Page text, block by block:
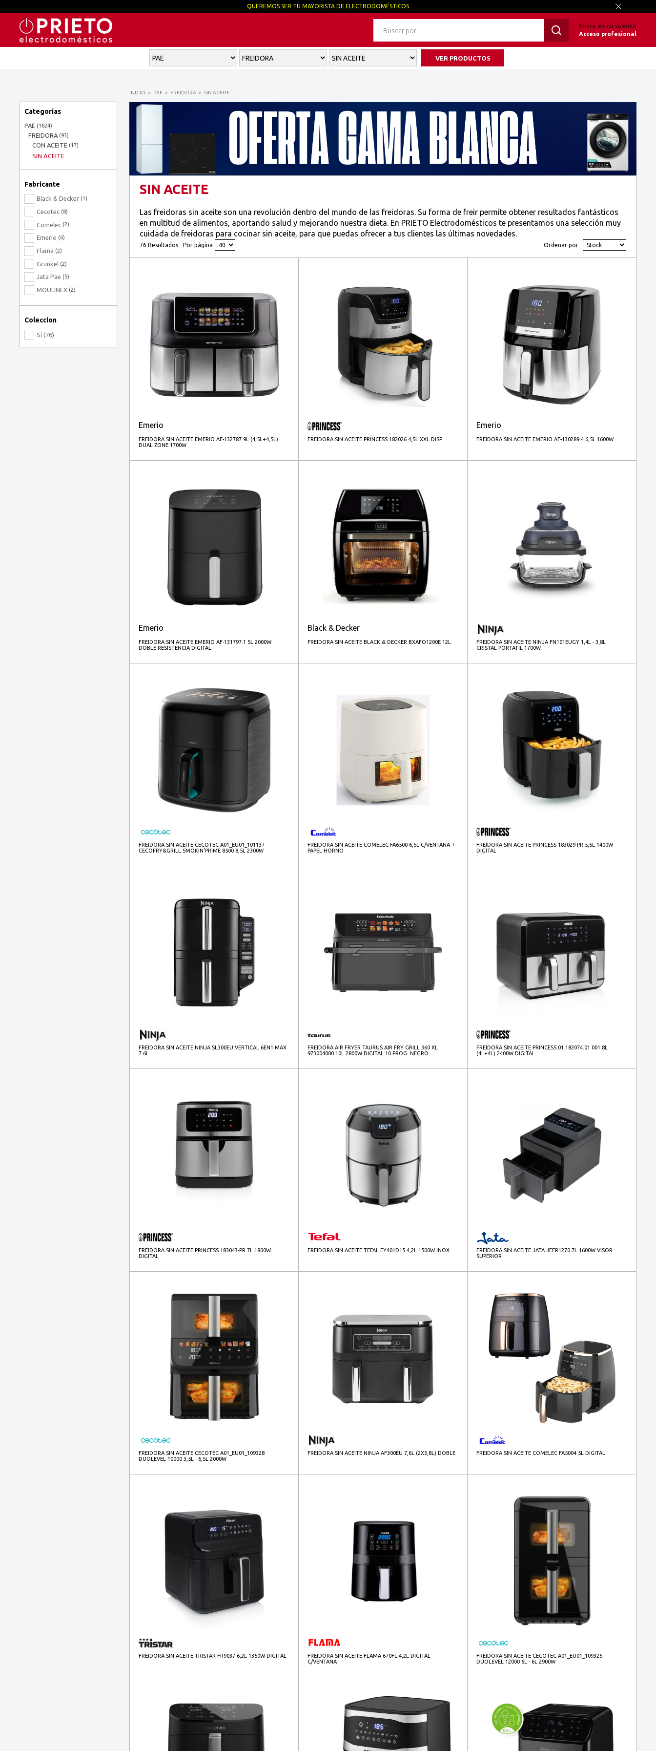
Entra en tu cuenta
Acceso profesional
VER PRODUCTOS
Categorías
PAE (1624)
FREIDORA (93)
CON ACEITE (17)
SIN ACEITE
Fabricante
Black & Decker (1)
Cecotec (8)
Comelec (2)
Emerio (6)
Flama (2)
Grunkel (2)
Jata Pae (5)
MOULINEX (2)
Philips Hogar
Coleccion
Sí (76)
INICIO PAE FREIDORA SIN ACEITE
SIN ACEITE
Las freidoras sin aceite son una revolución dentro del mundo de las freidoras. Su forma de freir permite obtener resultados fantásticos
en multitud de alimentos, aportando salud y mejorando nuestra dieta. En PRIETO Electrodomésticos te presentamos una selección muy
cuidada de freidoras para cocinar sin aceite, para que puedas ofrecer a tus clientes las últimas novedades.
76 Resultados Por página Ordenar por
Emerio
FREIDORA SIN ACEITE EMERIO AF-132787 9L (4,5L+4,5L)
DUAL ZONE 1700W
FREIDORA SIN ACEITE PRINCESS 182026 4,5L XXL DISP
Emerio
FREIDORA SIN ACEITE EMERIO AF-130289.4 6,5L 1600W
Emerio
FREIDORA SIN ACEITE EMERIO AF-131797.1 5L 2000W
DOBLE RESISTENCIA DIGITAL
Black & Decker
FREIDORA SIN ACEITE BLACK & DECKER BXAFO1200E 12L
FREIDORA SIN ACEITE NINJA FN101EUGY 1,4L - 3,8L
CRISTAL PORTATIL 1700W
FREIDORA SIN ACEITE CECOTEC A01_EU01_101137
CECOFRY&GRILL SMOKIN'PRIME 8500 8,5L 2300W
FREIDORA SIN ACEITE COMELEC FA6500 6,5L C/VENTANA +
PAPEL HORNO
FREIDORA SIN ACEITE PRINCESS 183029-PR 5,5L 1400W
DIGITAL
FREIDORA SIN ACEITE NINJA SL300EU VERTICAL 6EN1 MAX
7.6L
FREIDORA AIR FRYER TAURUS AIR FRY GRILL 360 XL
973004000 10L 2800W DIGITAL 10 PROG. NEGRO
FREIDORA SIN ACEITE PRINCESS 01.182074.01.001 8L
(4L+4L) 2400W DIGITAL
FREIDORA SIN ACEITE PRINCESS 183043-PR 7L 1800W
DIGITAL
FREIDORA SIN ACEITE TEFAL EY401D15 4,2L 1500W INOX
FREIDORA SIN ACEITE JATA JEFR1270 7L 1600W VISOR
SUPERIOR
FREIDORA SIN ACEITE CECOTEC A01_EU01_109328
DUOLEVEL 10000 3,5L - 6,5L 2000W
FREIDORA SIN ACEITE NINJA AF300EU 7,6L (2X3,8L) DOBLE FREIDORA SIN ACEITE COMELEC FA5004 5L DIGITAL
FREIDORA SIN ACEITE TRISTAR FR9037 6,2L 1350W DIGITAL
FREIDORA SIN ACEITE FLAMA 670FL 4,2L DIGITAL
C/VENTANA
FREIDORA SIN ACEITE CECOTEC A01_EU01_109325
DUOLEVEL 12000 6L - 6L 2900W
QUEREMOS SER TU MAYORISTA DE ELECTRODOMÉSTICOS